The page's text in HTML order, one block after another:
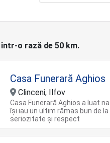
o rază de 50 km.
Casa Funerară Aghios
Clinceni, Ilfov
Casa Funerară Aghios a luat
își iau un ultim rămas bun de
seriozitate și respect